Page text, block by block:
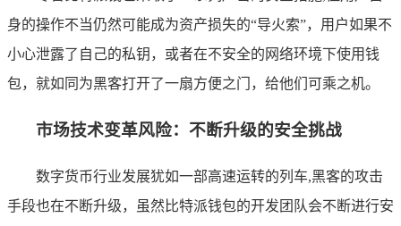
身的操作不当仍然可能成为资产损失的“导火索”，用户如果不
小心泄露了自己的私钥，或者在不安全的网络环境下使用钱
包，就如同为黑客打开了一扇方便之门，给他们可乘之机。
市场技术变革风险：不断升级的安全挑战
数字货币行业发展犹如一部高速运转的列车,黑客的攻击
手段也在不断升级，虽然比特派钱包的开发团队会不断进行安